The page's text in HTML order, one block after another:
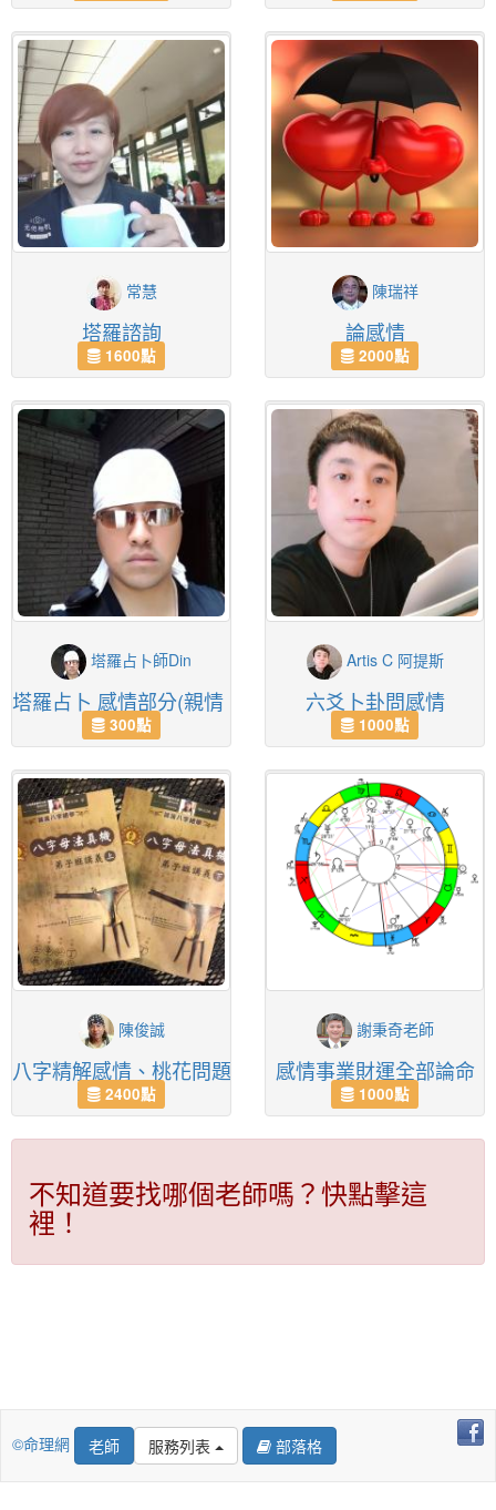
常慧
塔羅諮詢
1600點
陳瑞祥
論感情
2000點
塔羅占卜師Din
塔羅占卜 感情部分(親情、友情、愛情)
300點
Artis C 阿提斯
六爻卜卦問感情
1000點
陳俊誠
八字精解感情、桃花問題
2400點
謝秉奇老師
感情事業財運全部論命
1000點
不知道要找哪個老師嗎？快點擊這
裡！
©命理網 老師 服務列表 部落格